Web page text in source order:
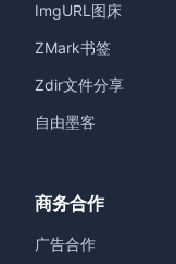
ImgURL图床
ZMark书签
Zdir文件分享
自由墨客
商务合作
广告合作